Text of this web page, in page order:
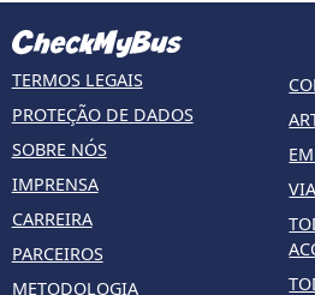
TERMOS LEGAIS
PROTEÇÃO DE DADOS
SOBRE NÓS
IMPRENSA
CARREIRA
PARCEIROS
METODOLOGIA